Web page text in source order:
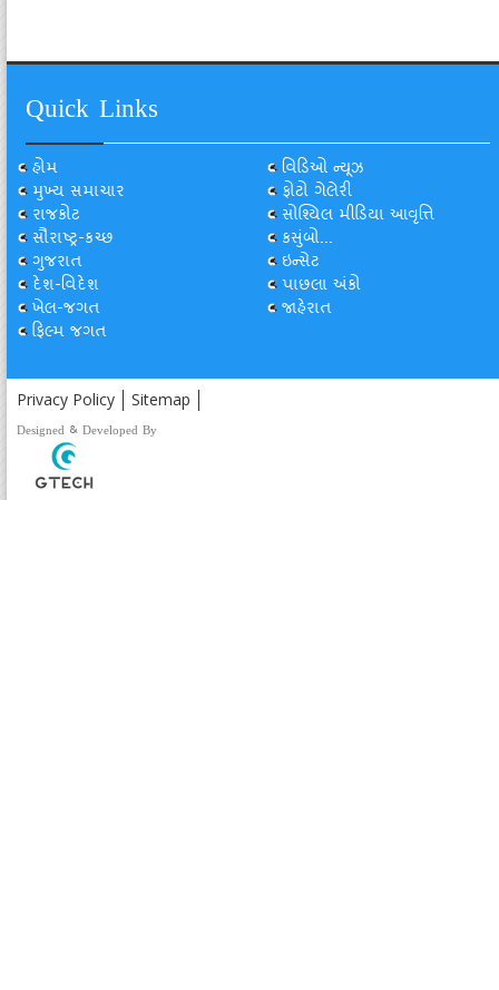
Quick Links
હોમ
મુખ્ય સમાચાર
રાજકોટ
સૌરાષ્ટ્ર-કચ્છ
ગુજરાત
દેશ-વિદેશ
ખેલ-જગત
ફિલ્મ જગત
વિડિઓ ન્યૂઝ
ફોટો ગેલેરી
સોશ્યિલ મીડિયા આવૃત્તિ
કસુંબો...
ઇન્સેટ
પાછલા અંકો
જાહેરાત
Privacy Policy Sitemap
Designed & Developed By